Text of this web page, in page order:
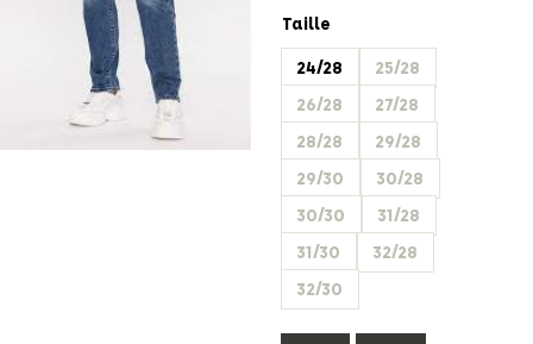
Taille
24/28
25/28
26/28
27/28
28/28
29/28
29/30
30/28
30/30
31/28
31/30
32/28
32/30